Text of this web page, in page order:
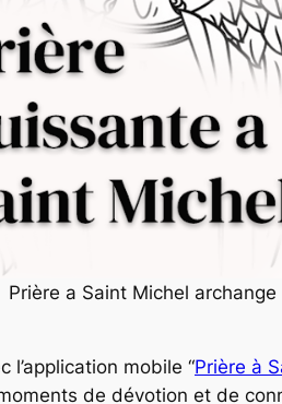
Prière a Saint Michel archange
mobile “Prière à
de dévotion et de